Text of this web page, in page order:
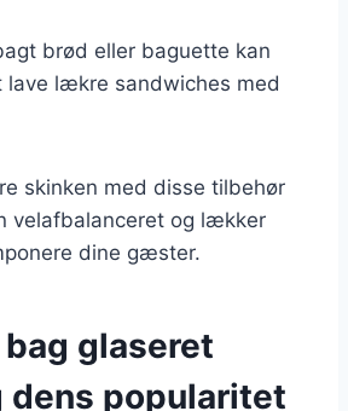
brød eller baguette kan
lave lækre sandwiches med
skinken med disse tilbehør
velafbalanceret og lækker
dine gæster.
glaseret
dens popularitet